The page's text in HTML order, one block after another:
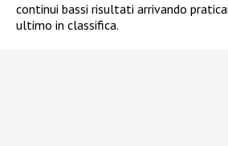
continui bassi risultati arrivando
ultimo in classifica.